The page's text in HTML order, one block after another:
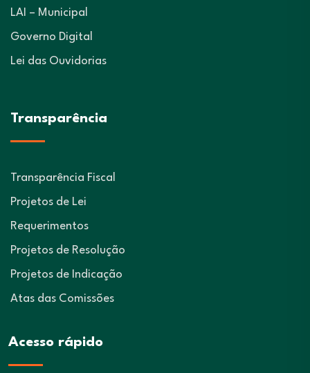
LAI – Municipal
Governo Digital
Lei das Ouvidorias
Transparência
Transparência Fiscal
Projetos de Lei
Requerimentos
Projetos de Resolução
Projetos de Indicação
Atas das Comissões
Acesso rápido